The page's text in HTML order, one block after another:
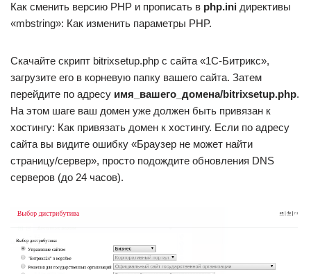
Как сменить версию PHP и прописать в php.ini директивы
«mbstring»: Как изменить параметры PHP.
Скачайте скрипт bitrixsetup.php с сайта «1C-Битрикс»,
загрузите его в корневую папку вашего сайта. Затем
перейдите по адресу имя_вашего_домена/bitrixsetup.php.
На этом шаге ваш домен уже должен быть привязан к
хостингу: Как привязать домен к хостингу. Если по адресу
сайта вы видите ошибку «Браузер не может найти
страницу/сервер», просто подождите обновления DNS
серверов (до 24 часов).